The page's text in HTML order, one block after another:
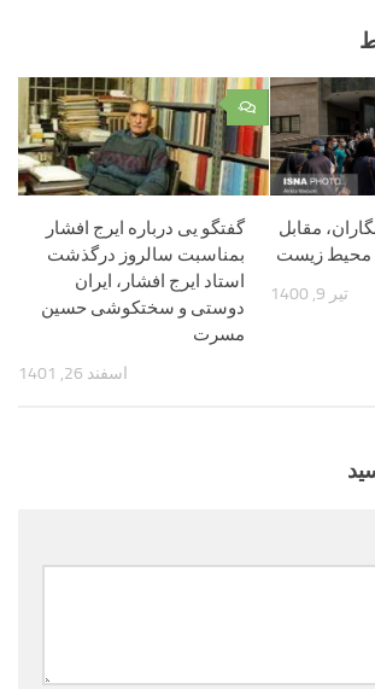
۰
گفتگو یی درباره ایرج افشار
بمناسبت سالروز درگذشت
استاد ایرج افشار، ایران
دوستی و سختکوشی حسین
مسرت
اسفند 26, 1401
مقابل
محیط زیست
تیر 9, 1400